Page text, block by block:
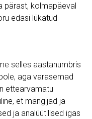
pärast, kolmapäeval
edasi lükatud
selles aastanumbris
aga varasemad
ettearvamatu
et mängijad ja
ja analüütilised igas